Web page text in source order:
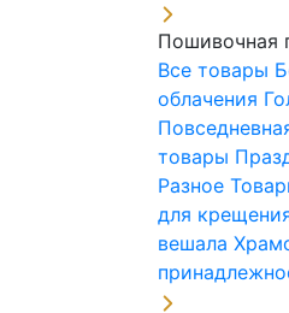
Пошивочная
Все товары
облачения
товары
Разное
для
вешала